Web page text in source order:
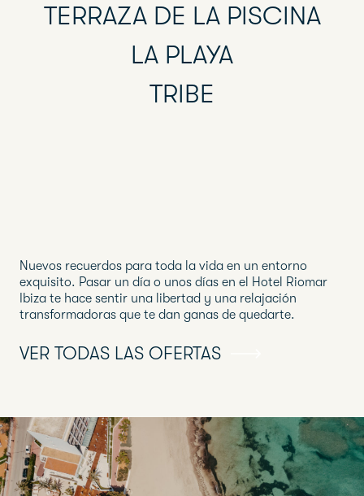
TERRAZA DE LA PISCINA
LA PLAYA
TRIBE
Nuevos recuerdos para toda la vida en un entorno
exquisito. Pasar un día o unos días en el Hotel Riomar
Ibiza te hace sentir una libertad y una relajación
transformadoras que te dan ganas de quedarte.
VER TODAS LAS OFERTAS